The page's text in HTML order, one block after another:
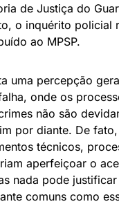
de Justiça do
o inquérito policial
ao MPSP.
uma percepção
onde os
não são
por diante. De
técnicos,
aperfeiçoar o
nada pode justificar
comuns como